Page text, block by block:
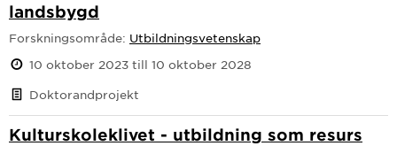
landsbygd
Forskningsområde: Utbildningsvetenskap
10 oktober 2023 till 10 oktober 2028
Doktorandprojekt
Kulturskoleklivet - utbildning som resurs